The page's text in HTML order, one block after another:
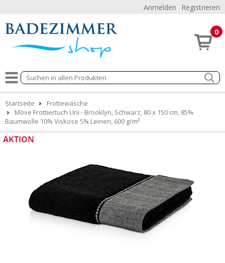
Anmelden Registrieren
0
Startseite
Frottewäsche
Möve Frottiertuch Uni - Brooklyn, Schwarz, 80 x 150 cm, 85%
Baumwolle 10% Viskose 5% Leinen, 600 g/m²